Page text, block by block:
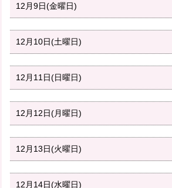
12月9日(金曜日)
12月10日(土曜日)
12月11日(日曜日)
12月12日(月曜日)
12月13日(火曜日)
12月14日(水曜日)